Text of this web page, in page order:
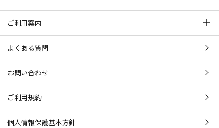
ご利用案内
よくある質問
お問い合わせ
ご利用規約
個人情報保護基本方針